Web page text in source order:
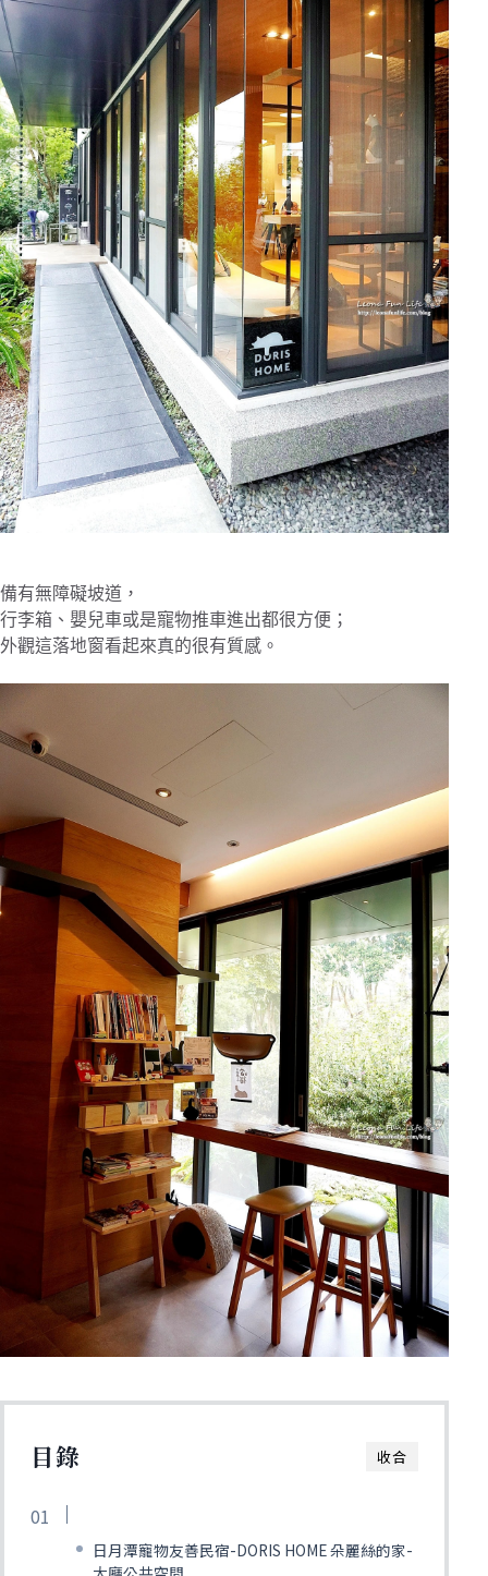
備有無障礙坡道，
行李箱、嬰兒車或是寵物推車進出都很方便；
外觀這落地窗看起來真的很有質感。
收合
目錄
日月潭寵物友善民宿-DORIS HOME 朵麗絲的家-